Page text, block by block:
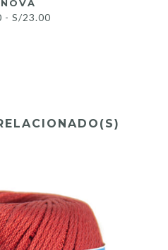
- S/23.00Rango
S/23.00